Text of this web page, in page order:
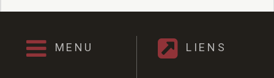
Délibérations 2012
MENU LIENS